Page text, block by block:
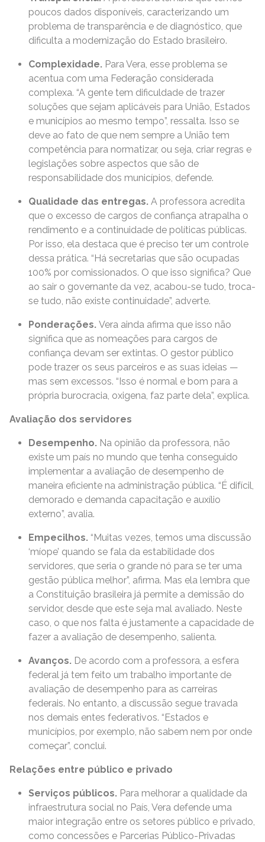
poucos dados disponíveis, caracterizando um
problema de transparência e de diagnóstico, que
dificulta a modernização do Estado brasileiro.
Complexidade. Para Vera, esse problema se
acentua com uma Federação considerada
complexa. “A gente tem dificuldade de trazer
soluções que sejam aplicáveis para União, Estados
e municípios ao mesmo tempo”, ressalta. Isso se
deve ao fato de que nem sempre a União tem
competência para normatizar, ou seja, criar regras e
legislações sobre aspectos que são de
responsabilidade dos municípios, defende.
Qualidade das entregas. A professora acredita
que o excesso de cargos de confiança atrapalha o
rendimento e a continuidade de políticas públicas.
Por isso, ela destaca que é preciso ter um controle
dessa prática. “Há secretarias que são ocupadas
100% por comissionados. O que isso significa? Que
ao sair o governante da vez, acabou-se tudo, troca-
se tudo, não existe continuidade”, adverte.
Ponderações. Vera ainda afirma que isso não
significa que as nomeações para cargos de
confiança devam ser extintas. O gestor público
pode trazer os seus parceiros e as suas ideias —
mas sem excessos. “Isso é normal e bom para a
própria burocracia, oxigena, faz parte dela”, explica.
Avaliação dos servidores
Desempenho. Na opinião da professora, não
existe um país no mundo que tenha conseguido
implementar a avaliação de desempenho de
maneira eficiente na administração pública. “É difícil,
demorado e demanda capacitação e auxílio
externo”, avalia.
Empecilhos. “Muitas vezes, temos uma discussão
‘míope’ quando se fala da estabilidade dos
servidores, que seria o grande nó para se ter uma
gestão pública melhor”, afirma. Mas ela lembra que
a Constituição brasileira já permite a demissão do
servidor, desde que este seja mal avaliado. Neste
caso, o que nos falta é justamente a capacidade de
fazer a avaliação de desempenho, salienta.
Avanços. De acordo com a professora, a esfera
federal já tem feito um trabalho importante de
avaliação de desempenho para as carreiras
federais. No entanto, a discussão segue travada
nos demais entes federativos. “Estados e
municípios, por exemplo, não sabem nem por onde
começar”, conclui.
Relações entre público e privado
Serviços públicos. Para melhorar a qualidade da
infraestrutura social no País, Vera defende uma
maior integração entre os setores público e privado,
como concessões e Parcerias Público-Privadas